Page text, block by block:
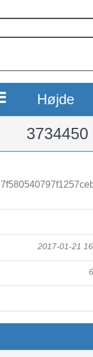
Højde
3734450
2017-01-21